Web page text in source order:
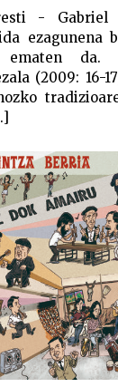
- Gabriel
ezagunena
da.
(2009: 16-